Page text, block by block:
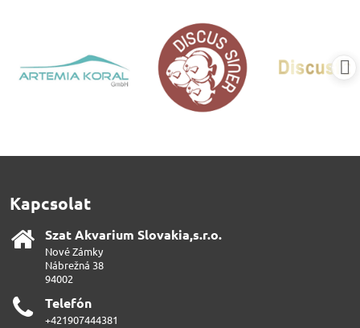
Kapcsolat
Szat Akvarium Slovakia,s​.r​.o​.
Nové Zámky
Nábrežná 38
94002
Telefón
+421907444381